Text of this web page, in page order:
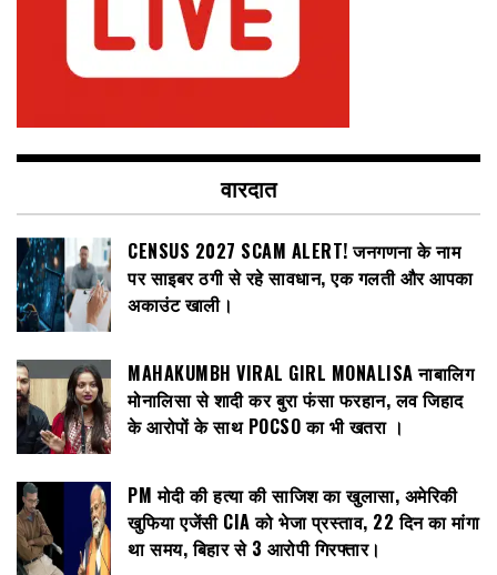
वारदात
CENSUS 2027 SCAM ALERT! जनगणना के नाम
पर साइबर ठगी से रहे सावधान, एक गलती और आपका
अकाउंट खाली।
MAHAKUMBH VIRAL GIRL MONALISA नाबालिग
मोनालिसा से शादी कर बुरा फंसा फरहान, लव जिहाद
के आरोपों के साथ POCSO का भी खतरा ।
PM मोदी की हत्या की साजिश का खुलासा, अमेरिकी
खुफिया एजेंसी CIA को भेजा प्रस्ताव, 22 दिन का मांगा
था समय, बिहार से 3 आरोपी गिरफ्तार।